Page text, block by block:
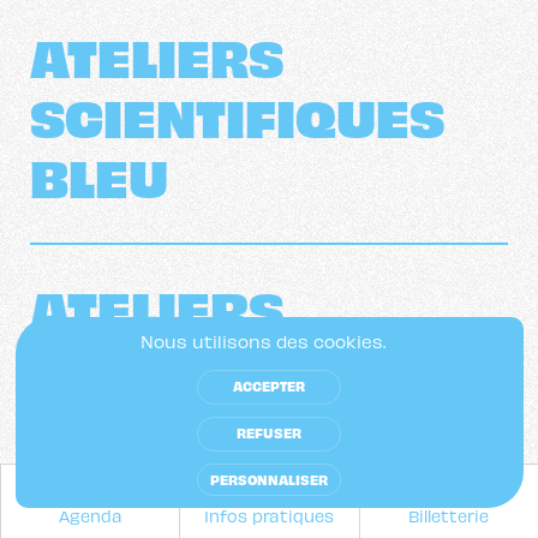
Agenda Infos pratiques Billetterie
ATELIERS
SCIENTIFIQUES
BLEU
ATELIERS
SCIENTIFIQUES
Des ateliers scientifiques pour les enfants
Nous utilisons des cookies.
PERSONNALISER
REFUSER
ACCEPTER